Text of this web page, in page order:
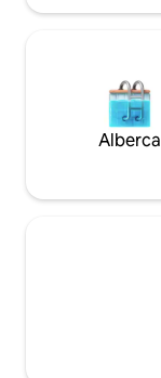
Alberca